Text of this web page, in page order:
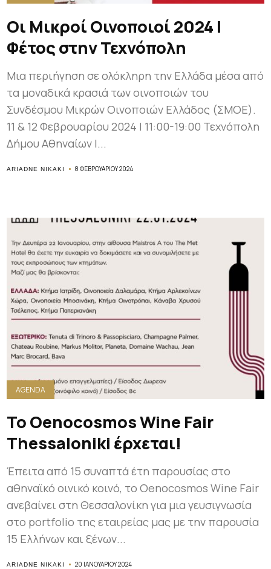
Οι Μικροί Οινοποιοί 2024 |
Φέτος στην Τεχνόπολη
Μια περιήγηση σε ολόκληρη την Ελλάδα μέσα από
τα μοναδικά κρασιά των οινοποιών του
Συνδέσμου Μικρών Οινοποιών Ελλάδος (ΣΜΟΕ).
11 & 12 Φεβρουαρίου 2024 | 11:00-19:00 Τεχνόπολη
Δήμου Αθηναίων |...
ARIADNE NIKAKI 8 ΦΕΒΡΟΥΑΡΊΟΥ 2024
AGENDA
Το Oenocosmos Wine Fair
Thessaloniki έρχεται!
Έπειτα από 15 συναπτά έτη παρουσίας στο
αθηναϊκό οινικό κοινό, το Oenocosmos Wine Fair
ανεβαίνει στη Θεσσαλονίκη για μια γευσιγνωσία
στο portfolio της εταιρείας μας με την παρουσία
15 Ελλήνων και ξένων...
ARIADNE NIKAKI 20 ΙΑΝΟΥΑΡΊΟΥ 2024